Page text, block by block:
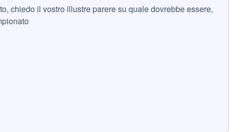
chiedo il vostro illustre parere su quale dovrebbe essere,